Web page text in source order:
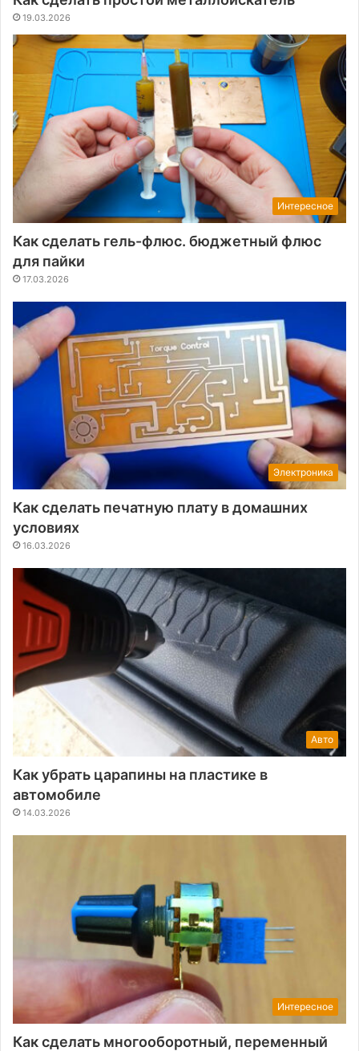
19.03.2026
Интересное
Как сделать гель-флюс. бюджетный флюс
для пайки
17.03.2026
Электроника
Как сделать печатную плату в домашних
условиях
16.03.2026
Авто
Как убрать царапины на пластике в
автомобиле
14.03.2026
Интересное
Как сделать многооборотный, переменный